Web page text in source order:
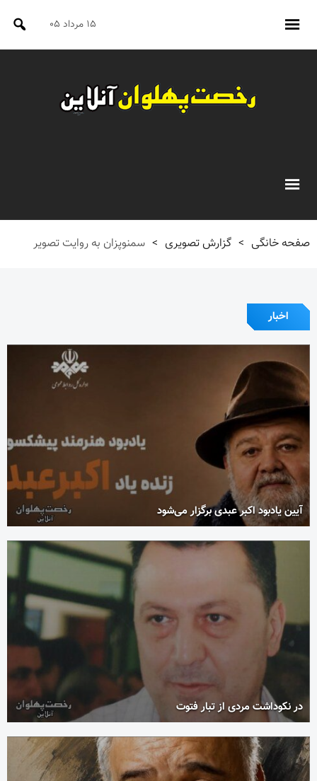
۱۵ مرداد ۰۵
صفحه خانگی > گزارش تصویری > سمنوپزان به روایت تصویر
اخبار
آیین یادبود اکبر عبدی برگزار می‌شود
در نکوداشت مردی از تبار فتوت